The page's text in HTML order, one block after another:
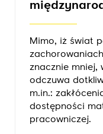
Mimo, iż świat
znacznie mniej,
odczuwa
m.in.:
dostępności
pracowniczej.